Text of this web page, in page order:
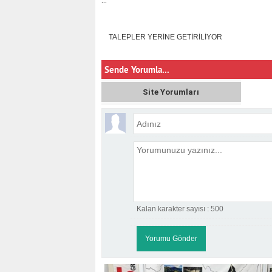
TALEPLER YERİNE GETİRİLİYOR
Sende Yorumla...
Site Yorumları
Kalan karakter sayısı : 500